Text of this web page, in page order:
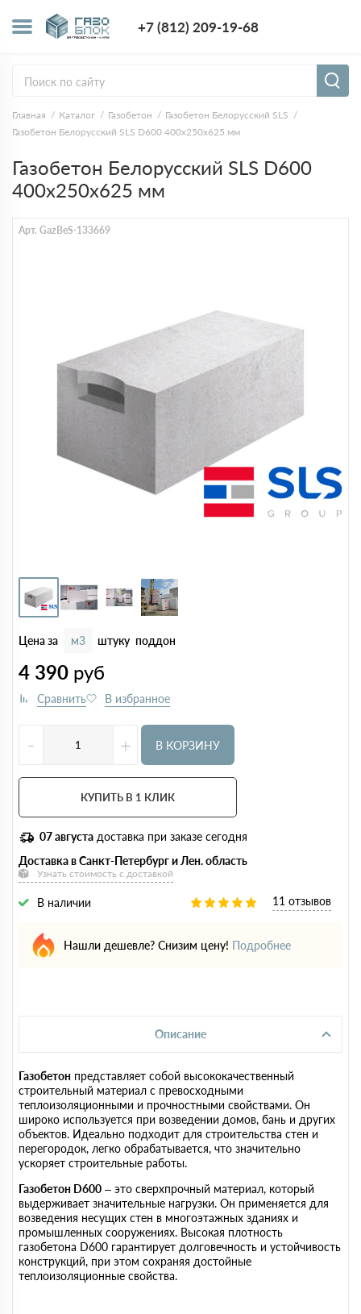
+7 (812) 209-19-68
Главная Каталог Газобетон
Газобетон Белорусский SLS
Газобетон Белорусский SLS D600 400х250х625 мм
Газобетон Белорусский SLS D600
400х250х625 мм
Арт. GazBeS-133669
Цена за м3 штуку поддон
4 390 руб
- + В КОРЗИНУ
КУПИТЬ В 1 КЛИК
07 августа доставка при заказе сегодня
Доставка в Санкт-Петербург и Лен. область
Узнать стоимость с доставкой
В наличии 11 отзывов
Нашли дешевле? Снизим цену! Подробнее
Описание
Газобетон представляет собой высококачественный
строительный материал с превосходными
теплоизоляционными и прочностными свойствами. Он
широко используется при возведении домов, бань и других
объектов. Идеально подходит для строительства стен и
перегородок, легко обрабатывается, что значительно
ускоряет строительные работы.
Газобетон D600 – это сверхпрочный материал, который
выдерживает значительные нагрузки. Он применяется для
возведения несущих стен в многоэтажных зданиях и
промышленных сооружениях. Высокая плотность
газобетона D600 гарантирует долговечность и устойчивость
конструкций, при этом сохраняя достойные
теплоизоляционные свойства.